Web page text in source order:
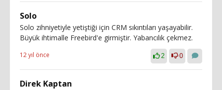
Solo
Solo zihniyetiyle yetiştiği için CRM sıkıntıları yaşayabilir.
Büyük ihtimalle Freebird'e girmiştir. Yabancılık çekmez.
12 yıl önce 2 0
Direk Kaptan